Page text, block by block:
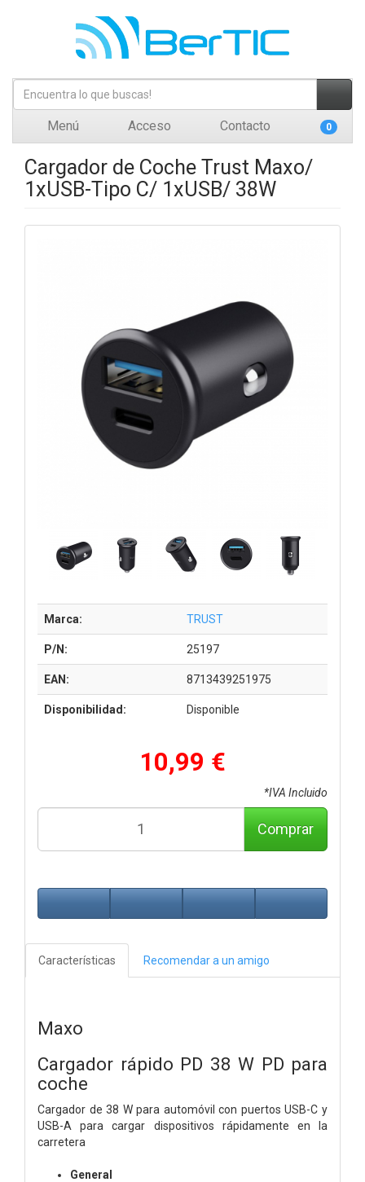
Menú Acceso Contacto 0
Cargador de Coche Trust Maxo/
1xUSB-Tipo C/ 1xUSB/ 38W
Marca: TRUST
P/N: 25197
EAN: 8713439251975
Disponibilidad: Disponible
10,99 €
*IVA Incluido
Comprar
Características Recomendar a un amigo
Maxo
Cargador rápido PD 38 W PD para
coche
Cargador de 38 W para automóvil con puertos USB-C y
USB-A para cargar dispositivos rápidamente en la
carretera
General